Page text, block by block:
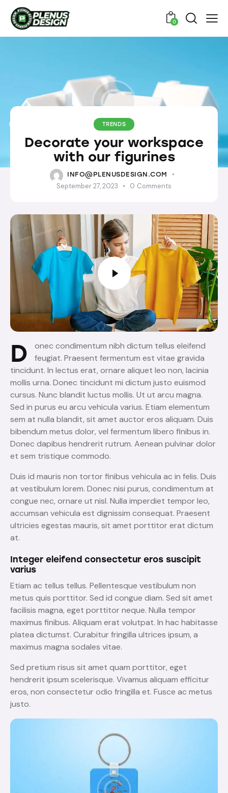
0
TRENDS
Decorate your workspace
with our figurines
INFO@PLENUSDESIGN.COM
September 27, 2023 0 Comments
D
onec condimentum nibh dictum tellus eleifend
feugiat. Praesent fermentum est vitae gravida
tincidunt. In lectus erat, ornare aliquet leo non, lacinia
mollis urna. Donec tincidunt mi dictum justo euismod
cursus. Nunc blandit luctus mollis. Ut ut arcu magna.
Sed in purus eu arcu vehicula varius. Etiam elementum
sem at nulla blandit, sit amet auctor eros aliquam. Duis
bibendum metus dolor, vel fermentum libero finibus in.
Donec dapibus hendrerit rutrum. Aenean pulvinar dolor
et sem tristique commodo.
Duis id mauris non tortor finibus vehicula ac in felis. Duis
at vestibulum lorem. Donec nisi purus, condimentum at
congue nec, ornare ut nisl. Nulla imperdiet tempor leo,
accumsan vehicula est dignissim consequat. Praesent
ultricies egestas mauris, sit amet porttitor erat dictum
at.
Integer eleifend consectetur eros suscipit
varius
Etiam ac tellus tellus. Pellentesque vestibulum non
metus quis porttitor. Sed id congue diam. Sed sit amet
facilisis magna, eget porttitor neque. Nulla tempor
maximus finibus. Aliquam erat volutpat. In hac habitasse
platea dictumst. Curabitur fringilla ultrices ipsum, a
maximus magna sodales vitae.
Sed pretium risus sit amet quam porttitor, eget
hendrerit ipsum scelerisque. Vivamus aliquam efficitur
eros, non consectetur odio fringilla et. Fusce ac metus
justo.